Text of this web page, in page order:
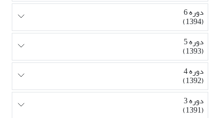
دوره 6
(1394)
دوره 5
(1393)
دوره 4
(1392)
دوره 3
(1391)